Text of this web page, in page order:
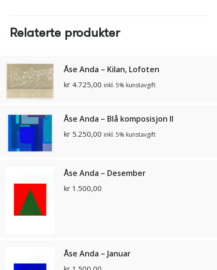
Relaterte produkter
Åse Anda – Kilan, Lofoten
kr 4.725,00 inkl. 5% kunstavgift
Åse Anda – Blå komposisjon II
kr 5.250,00 inkl. 5% kunstavgift
Åse Anda – Desember
kr 1.500,00
Åse Anda – Januar